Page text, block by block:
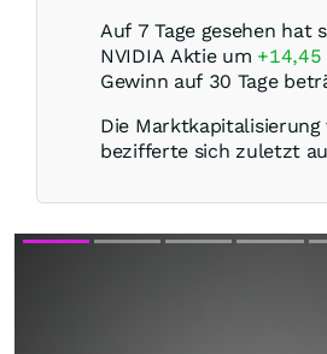
Auf 7 Tage gesehen hat
NVIDIA Aktie um +14,45
Gewinn auf 30 Tage
Die Marktkapitalisierung
bezifferte sich zuletzt